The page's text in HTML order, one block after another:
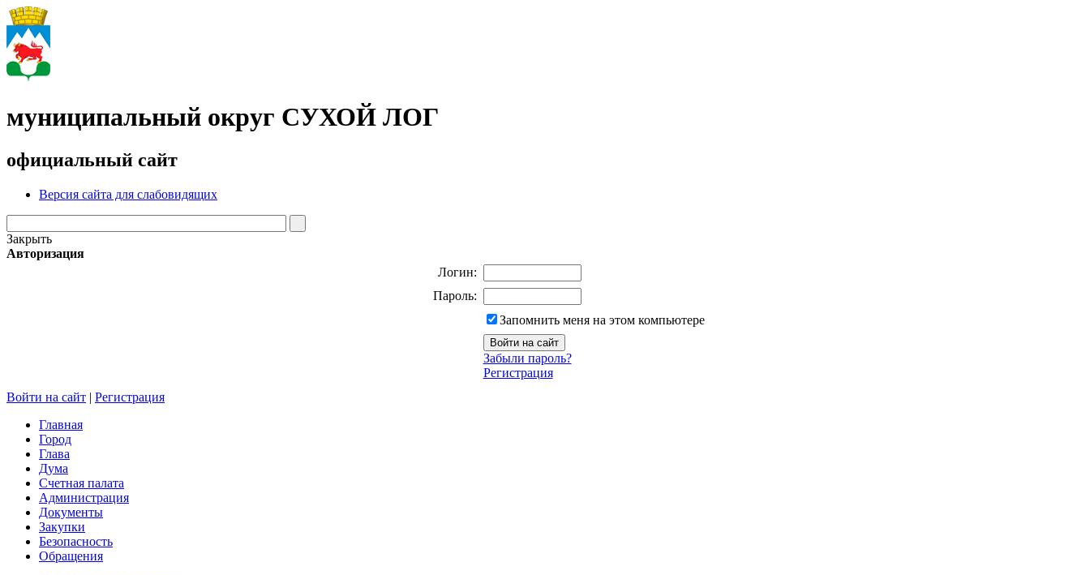
муниципальный округ СУХОЙ ЛОГ
официальный сайт
Версия сайта для слабовидящих
Закрыть
Авторизация
Логин:
Пароль:
Запомнить меня на этом компьютере
Забыли пароль?
Регистрация
Войти на сайт | Регистрация
Главная
Город
Глава
Дума
Счетная палата
Администрация
Документы
Закупки
Безопасность
Обращения